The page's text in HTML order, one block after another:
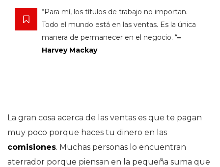
“Para mí, los títulos de trabajo no importan.
Todo el mundo está en las ventas. Es la única
manera de permanecer en el negocio. “–
Harvey Mackay
La gran cosa acerca de las ventas es que te pagan
muy poco porque haces tu dinero en las
comisiones. Muchas personas lo encuentran
aterrador porque piensan en la pequeña suma que